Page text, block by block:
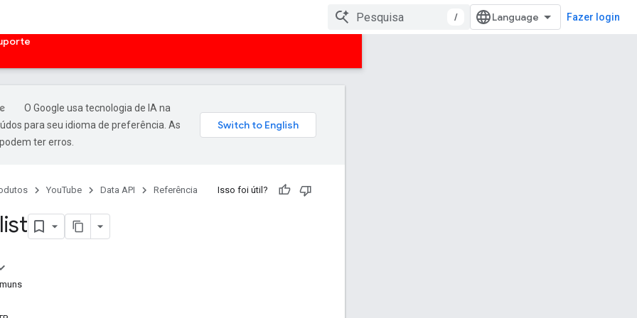
/ Fazer login
O Google usa tecnologia de IA na
para seu idioma de preferência. As
ter erros.
YouTube Data API Referência Isso foi útil?